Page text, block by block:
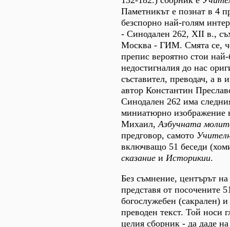
Паметникът е познат в 4
безспорно най-голям
- Синодален 262, XII в.,
Москва - ГИМ. Смята се,
препис вероятно стои
недостигналия до нас
съставител, преводач, а в
автор Константин
Синодален 262 има
миниатюрно изображение
Михаил,Азбучната
предговор, самото
включващо 51 беседи
сказание и Историкии.
Без съмнение, центърът
представя от посочените
богослужебен (сакрален)
преводен текст. Той носи
целия сборник - да даде на